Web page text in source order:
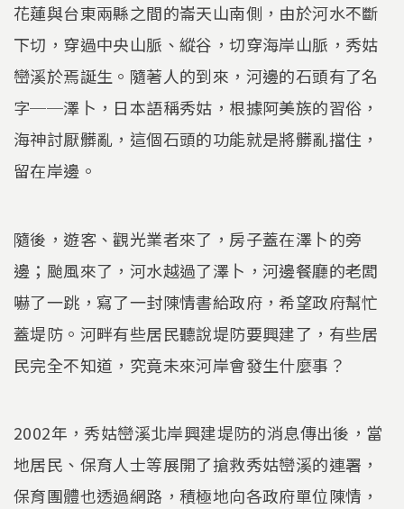
花蓮與台東兩縣之間的崙天山南側，由於河水不斷
下切，穿過中央山脈、縱谷，切穿海岸山脈，秀姑
巒溪於焉誕生。隨著人的到來，河邊的石頭有了名
字──澤卜，日本語稱秀姑，根據阿美族的習俗，
海神討厭髒亂，這個石頭的功能就是將髒亂擋住，
留在岸邊。
隨後，遊客、觀光業者來了，房子蓋在澤卜的旁
邊；颱風來了，河水越過了澤卜，河邊餐廳的老闆
嚇了一跳，寫了一封陳情書給政府，希望政府幫忙
蓋堤防。河畔有些居民聽說堤防要興建了，有些居
民完全不知道，究竟未來河岸會發生什麼事？
2002年，秀姑巒溪北岸興建堤防的消息傳出後，當
地居民、保育人士等展開了搶救秀姑巒溪的連署，
保育團體也透過網路，積極地向各政府單位陳情，